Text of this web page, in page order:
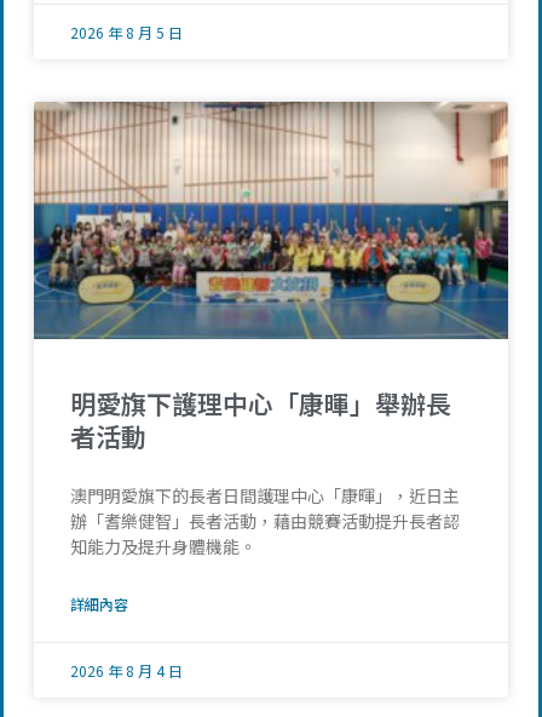
2026 年 8 月 5 日
明愛旗下護理中心「康暉」舉辦長
者活動
澳門明愛旗下的長者日間護理中心「康暉」，近日主
辦「耆樂健智」長者活動，藉由競賽活動提升長者認
知能力及提升身體機能。
詳細內容
2026 年 8 月 4 日